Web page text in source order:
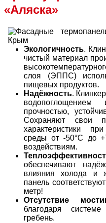
«Аляска»
Экологичность.
чистый материал
слоя (ЭППС)
пищевых продуктов.
Надёжность.
прочностью,
Сохраняют свои
характеристики
среды от -50°C до
воздействиям.
обеспечивают
влияния холода и
панель
метр!
Отсутствие
благодаря
гребень.